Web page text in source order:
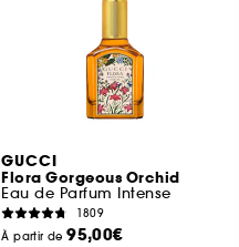
GUCCI
Flora Gorgeous Orchid
Eau de Parfum Intense
1809
À partir de95,00€